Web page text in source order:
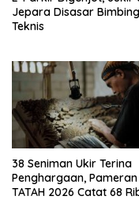
Jepara Disasar
Teknis
38 Seniman Ukir Terina
Penghargaan, Pameran
TATAH 2026 Catat 68